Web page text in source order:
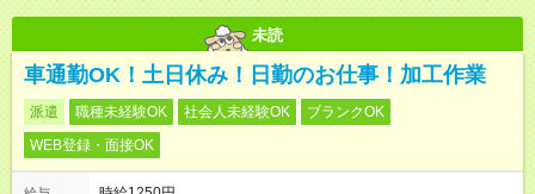
未読
車通勤OK！土日休み！日勤のお仕事！加工作業
派遣 職種未経験OK 社会人未経験OK
ブランクOK
WEB登録・面接OK